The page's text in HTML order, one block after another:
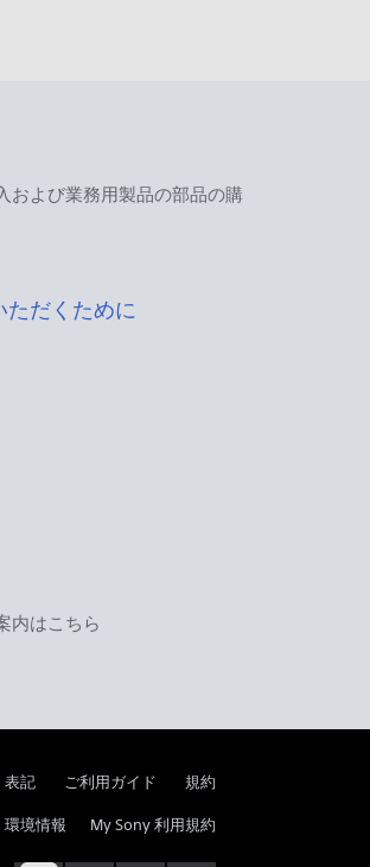
および業務用製品の部品の購
だくために
内はこちら
表記 ご利用ガイド 規約
環境情報 My Sony 利用規約